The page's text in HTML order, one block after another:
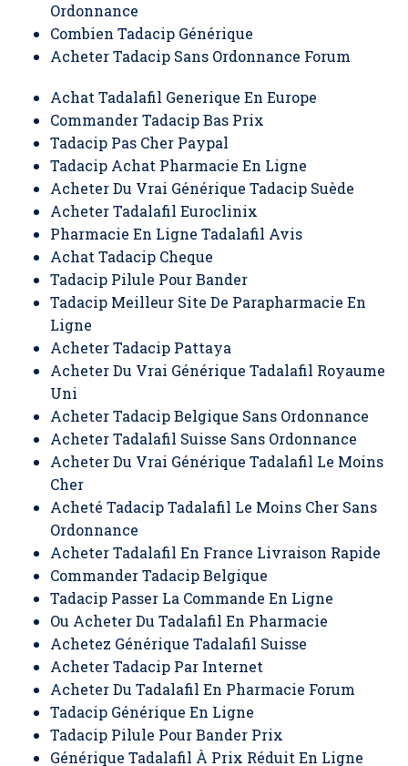
Ordonnance
Combien Tadacip Générique
Acheter Tadacip Sans Ordonnance Forum
Achat Tadalafil Generique En Europe
Commander Tadacip Bas Prix
Tadacip Pas Cher Paypal
Tadacip Achat Pharmacie En Ligne
Acheter Du Vrai Générique Tadacip Suède
Acheter Tadalafil Euroclinix
Pharmacie En Ligne Tadalafil Avis
Achat Tadacip Cheque
Tadacip Pilule Pour Bander
Tadacip Meilleur Site De Parapharmacie En
Ligne
Acheter Tadacip Pattaya
Acheter Du Vrai Générique Tadalafil Royaume
Uni
Acheter Tadacip Belgique Sans Ordonnance
Acheter Tadalafil Suisse Sans Ordonnance
Acheter Du Vrai Générique Tadalafil Le Moins
Cher
Acheté Tadacip Tadalafil Le Moins Cher Sans
Ordonnance
Acheter Tadalafil En France Livraison Rapide
Commander Tadacip Belgique
Tadacip Passer La Commande En Ligne
Ou Acheter Du Tadalafil En Pharmacie
Achetez Générique Tadalafil Suisse
Acheter Tadacip Par Internet
Acheter Du Tadalafil En Pharmacie Forum
Tadacip Générique En Ligne
Tadacip Pilule Pour Bander Prix
Générique Tadalafil À Prix Réduit En Ligne